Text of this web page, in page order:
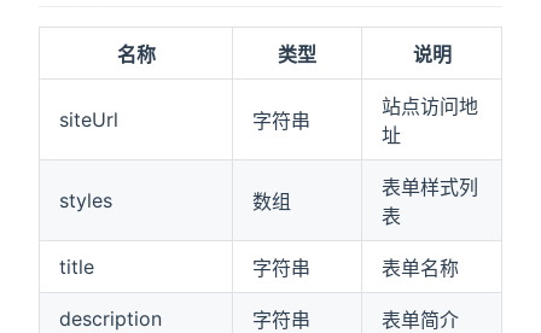
名称 类型 说明
siteUrl 字符串
站点访问地
址
styles 数组
表单样式列
表
title 字符串 表单名称
description 字符串 表单简介